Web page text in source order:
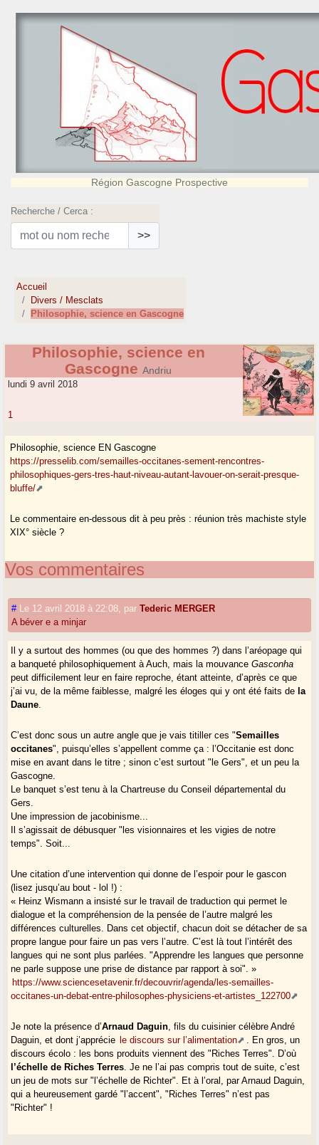
Région Gascogne Prospective
Recherche / Cerca :
>>
Accueil
Divers / Mesclats
Philosophie, science en Gascogne
Philosophie, science en
Gascogne Andriu
lundi 9 avril 2018
1
Philosophie, science EN Gascogne
https://presselib.com/semailles-occitanes-sement-rencontres-
philosophiques-gers-tres-haut-niveau-autant-lavouer-on-serait-presque-
bluffe/
Le commentaire en-dessous dit à peu près : réunion très machiste style
XIX° siècle ?
Vos commentaires
# Le 12 avril 2018 à 22:08 parTederic MERGER
A béver e a minjar
Il y a surtout des hommes (ou que des hommes ?) dans l’aréopage qui
a banqueté philosophiquement à Auch, mais la mouvanceGasconha
peut difficilement leur en faire reproche, étant atteinte, d’après ce que
j’ai vu, de la même faiblesse, malgré les éloges qui y ont été faits de la
Daune
C’est donc sous un autre angle que je vais titiller ces "Semailles
occitanes", puisqu’elles s’appellent comme ça : l’Occitanie est donc
mise en avant dans le titre ; sinon c’est surtout "le Gers", et un peu la
Gascogne.
Le banquet s’est tenu à la Chartreuse du Conseil départemental du
Gers.
Une impression de jacobinisme...
Il s’agissait de débusquer "les visionnaires et les vigies de notre
temps". Soit...
Une citation d’une intervention qui donne de l’espoir pour le gascon
(lisez jusqu’au bout - lol !) :
« Heinz Wismann a insisté sur le travail de traduction qui permet le
dialogue et la compréhension de la pensée de l’autre malgré les
différences culturelles. Dans cet objectif, chacun doit se détacher de sa
propre langue pour faire un pas vers l’autre. C’est là tout l’intérêt des
langues qui ne sont plus parlées. "Apprendre les langues que personne
ne parle suppose une prise de distance par rapport à soi". »
https://www.sciencesetavenir.fr/decouvrir/agenda/les-semailles-
occitanes-un-debat-entre-philosophes-physiciens-et-artistes_122700
Je note la présence d’Arnaud Daguin , fils du cuisinier célèbre André
Daguin, et dont j’apprécie le discours sur l’alimentation
. En gros, un
discours écolo : les bons produits viennent des "Riches Terres". D’où
l’échelle de Riches Terres . Je ne l’ai pas compris tout de suite, c’est
un jeu de mots sur "l’échelle de Richter". Et à l’oral, par Arnaud Daguin,
qui a heureusement gardé "l’accent", "Riches Terres" n’est pas
"Richter" !